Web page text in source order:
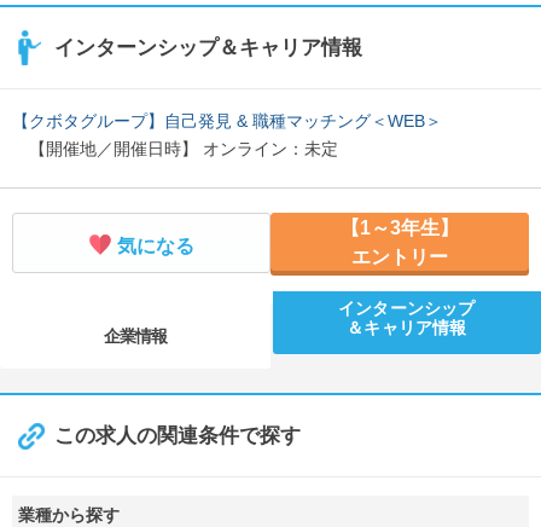
インターンシップ＆キャリア情報
【クボタグループ】自己発見 & 職種マッチング＜WEB＞
【開催地／開催日時】 オンライン：未定
気になる
【1～3年生】
エントリー
企業情報
インターンシップ
＆キャリア情報
この求人の関連条件で探す
業種から探す